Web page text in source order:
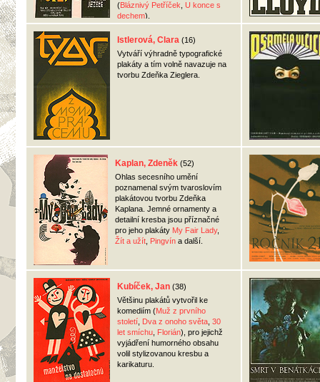
(Bláznivý Petříček U konce s
dechem).
Istlerová, Clara (16)
Vytváří výhradně typografické
plakáty a tím volně navazuje na
tvorbu Zdeňka Zieglera.
Kaplan, Zdeněk (52)
Ohlas secesního umění
poznamenal svým tvaroslovím
plakátovou tvorbu Zdeňka
Kaplana. Jemné ornamenty a
detailní kresba jsou příznačné
pro jeho plakáty My Fair Lady,
Žít a užít Pingvín a další.
filmových
Kubíček, Jan (38)
Většinu plakátů vytvořil ke
komediím (Muž z prvního
století Dva z onoho světa 30
let smíchu Florián), pro jejichž
vyjádření humorného obsahu
volil stylizovanou kresbu a
karikaturu.